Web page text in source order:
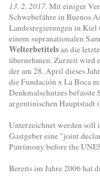
13. 2. 2017. Mit einiger
Schwebefähre in Buenos
Landesregierungen in
einem supranationalen
Welterbetitelsan die
übernehmen. Zurzeit wird
der am 28. April dieses
die Fundación x La Boca
Denkmalschutzes
argentinischen Hauptstadt (
Unterzeichnet werden soll
Gastgeber eine "joint
Patrimony before the
Bereits im Jahre 2006 hat